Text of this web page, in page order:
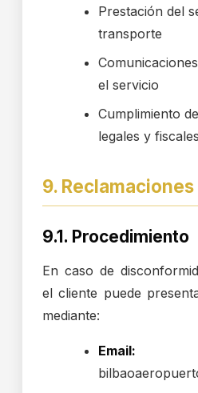
Prestación del
transporte
el servicio
Cumplimiento
legales y fiscales
9. Reclamaciones
9.1. Procedimiento
En caso de
el cliente puede
mediante:
Email: